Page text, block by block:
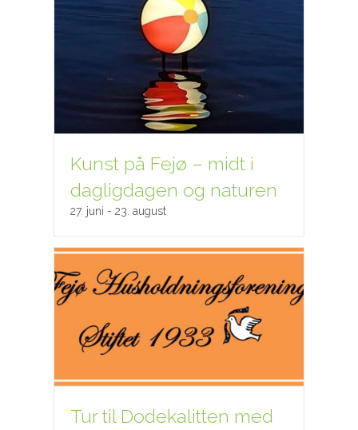
Kunst på Fejø – midt i
dagligdagen og naturen
27. juni -23. august
Tur til Dodekalitten med